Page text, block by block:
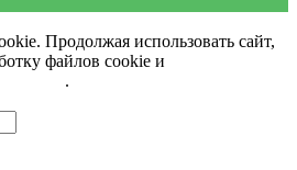
Продолжая использовать сайт,
файлов cookie и
.